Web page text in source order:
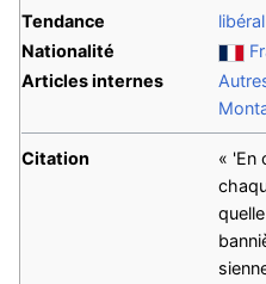
Tendance
Nationalité
Articles internes
Citation
« 'En